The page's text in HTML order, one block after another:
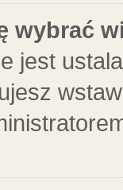
wybrać
jest